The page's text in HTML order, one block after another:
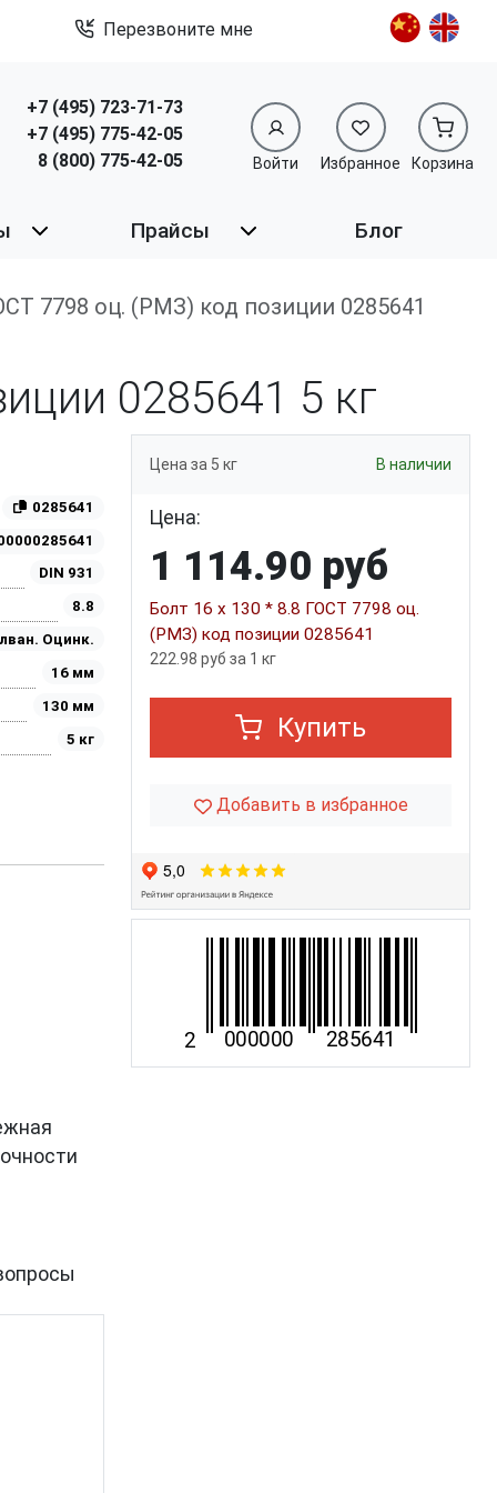
Перезвоните мне
+7 (495) 723-71-73
+7 (495) 775-42-05
8 (800) 775-42-05
Войти Избранное Корзина
Прайсы Блог
7798 оц. (РМЗ) код позиции 0285641
0285641 5 кг
0285641
DIN 931
8.8
Оцинк.
16 мм
130 мм
5 кг
Цена за 5 кг В наличии
Цена:
1 114.90 руб
Болт 16 х 130 * 8.8 ГОСТ 7798 оц.
(РМЗ) код позиции 0285641
222.98 руб за 1 кг
Купить
Добавить в избранное